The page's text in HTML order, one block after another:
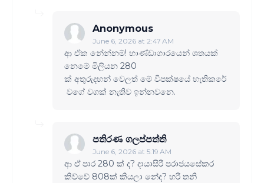
Anonymous
June 6, 2026 at 2:47 AM
ආ ඒක නේන්නම්! භාණ්ඩාගාරයෙන් ශතයක්
නෙමේ මිලියන 280
ක් අතුරුදහන් වෙලත් මේ විපක්ෂයේ හැතිකරේ
වගේ වගක් නැතිව ඉන්නවනෙ.
පතිරණ ගලප්පත්ති
June 6, 2026 at 5:19 AM
ආ ඒ පාර 280 ක් ද? දායාසිරි පරාජයසේකර
කිව්වේ 808ක් කියලා නේද? හරි තනි